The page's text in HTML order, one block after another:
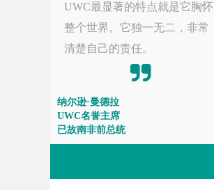
UWC最显著的特点就是它胸怀
整个世界。它独一无二，非常
清楚自己的责任。
纳尔逊·曼德拉
UWC名誉主席
已故南非前总统